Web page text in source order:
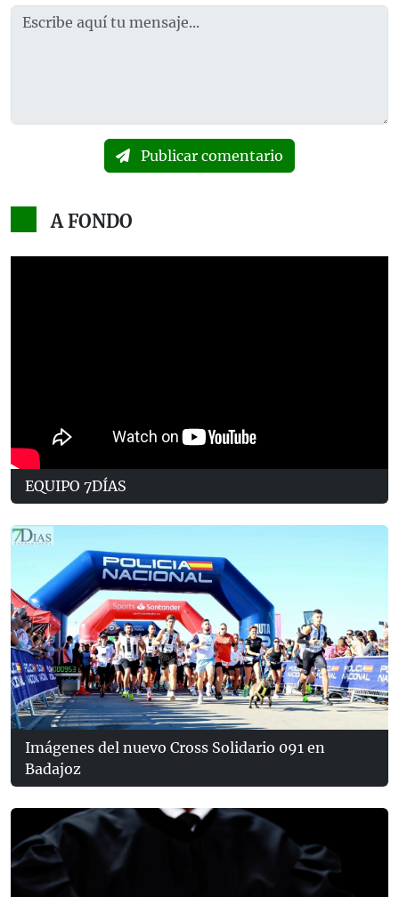
Publicar comentario
A FONDO
EQUIPO 7DÍAS
Imágenes del nuevo Cross Solidario 091 en
Badajoz